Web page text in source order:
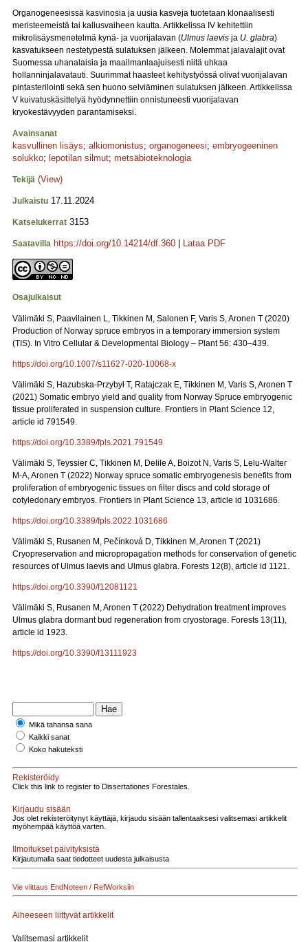
Organogeneesissä kasvinosia ja uusia kasveja tuotetaan klonaalisesti
meristeemeistä tai kallusvaiheen kautta. Artikkelissa IV kehitettiin
mikrolisäysmenetelmä kynä- ja vuorijalavan (Ulmus laevis ja U. glabra)
kasvatukseen nestetypestä sulatuksen jälkeen. Molemmat jalavalajit ovat
Suomessa uhanalaisia ja maailmanlaajuisesti niitä uhkaa
hollanninjalavatauti. Suurimmat haasteet kehitystyössä olivat vuorijalavan
pintasterilointi sekä sen huono selviäminen sulatuksen jälkeen. Artikkelissa
V kuivatuskäsittelyä hyödynnettiin onnistuneesti vuorijalavan
kryokestävyyden parantamiseksi.
Avainsanat
kasvullinen lisäys; alkiomonistus; organogeneesi; embryogeeninen
solukko; lepotilan silmut; metsäbioteknologia
Tekijä (View)
Julkaistu 17.11.2024
Katselukerrat 3153
Saatavilla https://doi.org/10.14214/df.360 Lataa PDF
Osajulkaisut
Välimäki S, Paavilainen L, Tikkinen M, Salonen F, Varis S, Aronen T (2020)
Production of Norway spruce embryos in a temporary immersion system
(TIS). In Vitro Cellular & Developmental Biology – Plant 56: 430–439.
https://doi.org/10.1007/s11627-020-10068-x
Välimäki S, Hazubska-Przybył T, Ratajczak E, Tikkinen M, Varis S, Aronen T
(2021) Somatic embryo yield and quality from Norway Spruce embryogenic
tissue proliferated in suspension culture. Frontiers in Plant Science 12,
article id 791549.
https://doi.org/10.3389/fpls.2021.791549
Välimäki S, Teyssier C, Tikkinen M, Delile A, Boizot N, Varis S, Lelu-Walter
M-A, Aronen T (2022) Norway spruce somatic embryogenesis benefits from
proliferation of embryogenic tissues on filter discs and cold storage of
cotyledonary embryos. Frontiers in Plant Science 13, article id 1031686.
https://doi.org/10.3389/fpls.2022.1031686
Välimäki S, Rusanen M, Pečínková D, Tikkinen M, Aronen T (2021)
Cryopreservation and micropropagation methods for conservation of genetic
resources of Ulmus laevis and Ulmus glabra. Forests 12(8), article id 1121.
https://doi.org/10.3390/f12081121
Välimäki S, Rusanen M, Aronen T (2022) Dehydration treatment improves
Ulmus glabra dormant bud regeneration from cryostorage. Forests 13(11),
article id 1923.
https://doi.org/10.3390/f13111923
Mikä tahansa sana
Kaikki sanat
Koko hakuteksti
Rekisteröidy
Click this link to register to Dissertationes Forestales.
Kirjaudu sisään
Jos olet rekisteröitynyt käyttäjä, kirjaudu sisään tallentaaksesi valitsemasi artikkelit
myöhempää käyttöä varten.
Ilmoitukset päivityksistä
Kirjautumalla saat tiedotteet uudesta julkaisusta
Vie viittaus EndNoteen / RefWorksiin
Aiheeseen liittyvät artikkelit
Valitsemasi artikkelit